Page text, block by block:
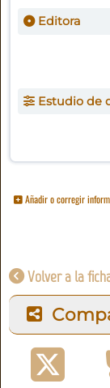
Editora
Estudio de
Añadir o corregir
Volver a la